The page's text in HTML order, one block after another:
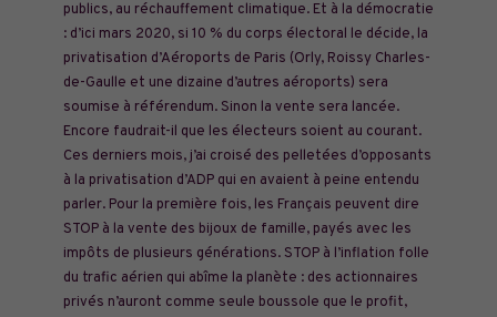
publics, au réchauffement climatique. Et à la démocratie
: d’ici mars 2020, si 10 % du corps électoral le décide, la
privatisation d’Aéroports de Paris (Orly, Roissy Charles-
de-Gaulle et une dizaine d’autres aéroports) sera
soumise à référendum. Sinon la vente sera lancée.
Encore faudrait-il que les électeurs soient au courant.
Ces derniers mois, j’ai croisé des pelletées d’opposants
à la privatisation d’ADP qui en avaient à peine entendu
parler. Pour la première fois, les Français peuvent dire
STOP à la vente des bijoux de famille, payés avec les
impôts de plusieurs générations. STOP à l’inflation folle
du trafic aérien qui abîme la planète : des actionnaires
privés n’auront comme seule boussole que le profit,